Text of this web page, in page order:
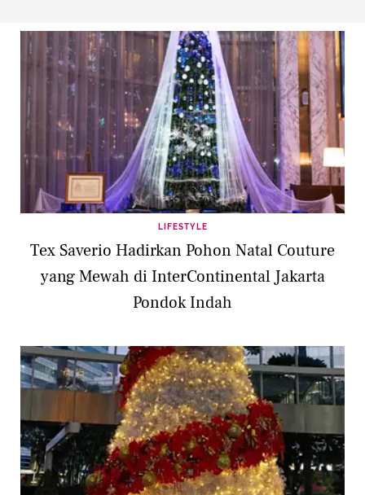
LIFESTYLE
Tex Saverio Hadirkan Pohon Natal Couture
yang Mewah di InterContinental Jakarta
Pondok Indah